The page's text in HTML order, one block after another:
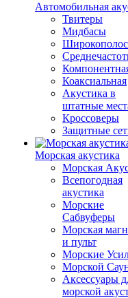
Автомобильная
Твитеры
Мидбасы
Коаксиальная
Акустика в
штатные
Кроссоверы
Защитные
Морская акустика
Морская
Всепогодная
акустика
Морские
Сабвуферы
Морская
и пульт
Морские
Морской
Аксессуары
морской